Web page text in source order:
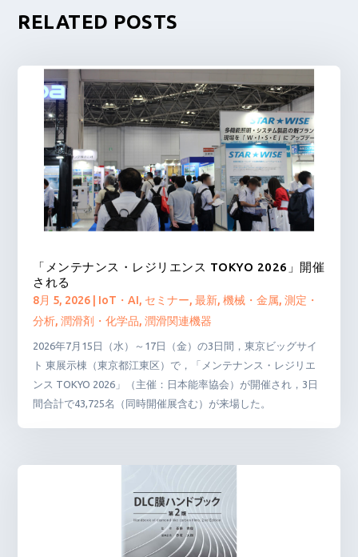
RELATED POSTS
「メンテナンス・レジリエンス TOKYO 2026」開催
される
8月 5, 2026 IoT・AI, セミナー,最新,機械・金属,測定・
分析,潤滑剤・化学品,潤滑関連機器
2026年7月15日（水）～17日（金）の3日間，東京ビッグサイ
ト 東展示棟（東京都江東区）で，「メンテナンス・レジリエ
ンス TOKYO 2026」（主催：日本能率協会）が開催され，3日
間合計で43,725名（同時開催展含む）が来場した。